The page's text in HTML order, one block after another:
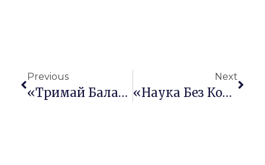
Previous
«Тримай Баланс: Техніки Психологічної Підтримки Першокурсників»: Тьютори Провели Воркшоп У Межах Реалізації Проєкту PROMENT
Next
«Наука Без Кордонів Та Її Жіноче Обличчя: Український Досвід»: Мотиваційна Зустріч Для Студентів ЧНУ Імені Петра Могили В Рамках Проєкту PROMENT